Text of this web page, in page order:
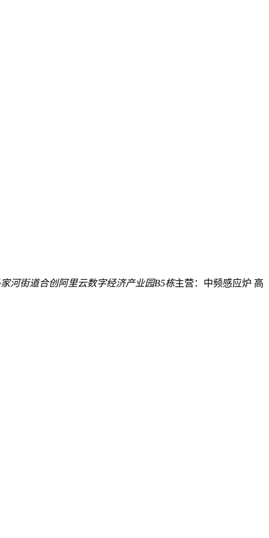
河街道合创阿里云数字经济产业园B5栋主营：中频感应炉 高